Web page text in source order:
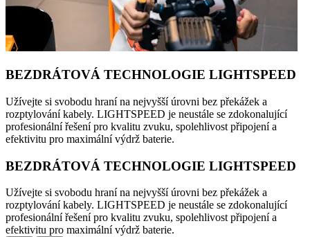
BEZDRÁTOVÁ TECHNOLOGIE LIGHTSPEED
Užívejte si svobodu hraní na nejvyšší úrovni bez překážek a
rozptylování kabely. LIGHTSPEED je neustále se zdokonalující
profesionální řešení pro kvalitu zvuku, spolehlivost připojení a
efektivitu pro maximální výdrž baterie.
BEZDRÁTOVÁ TECHNOLOGIE LIGHTSPEED
Užívejte si svobodu hraní na nejvyšší úrovni bez překážek a
rozptylování kabely. LIGHTSPEED je neustále se zdokonalující
profesionální řešení pro kvalitu zvuku, spolehlivost připojení a
efektivitu pro maximální výdrž baterie.